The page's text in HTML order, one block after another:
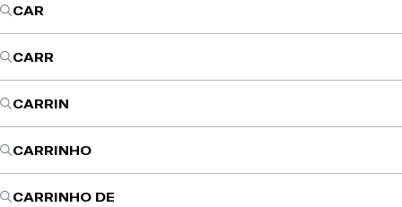
CAR
CARR
CARRIN
CARRINHO
CARRINHO DE